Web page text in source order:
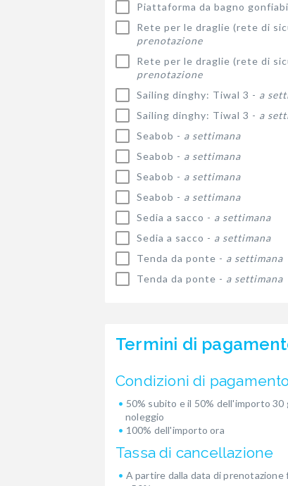
Piattaforma da bagno
Rete per le draglie (rete di
prenotazione
Rete per le draglie (rete di
prenotazione
Sailing dinghy: Tiwal 3 - a
Sailing dinghy: Tiwal 3 - a
Seabob - a settimana
Seabob - a settimana
Seabob - a settimana
Seabob - a settimana
Sedia a sacco - a settimana
Sedia a sacco - a settimana
Tenda da ponte - a settimana
Tenda da ponte - a settimana
Termini di
Condizioni di
50% subito e il 50% dell'importo 30
noleggio
100% dell'importo ora
Tassa di cancellazione
A partire dalla data di prenotazione